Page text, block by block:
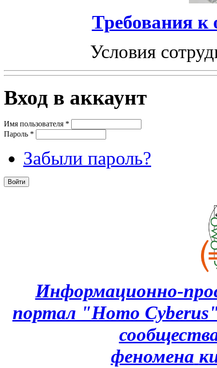
Требования к
Условия
Вход в аккаунт
Имя пользователя *
Пароль *
Забыли пароль?
Информационно-
портал "Homo
феномена